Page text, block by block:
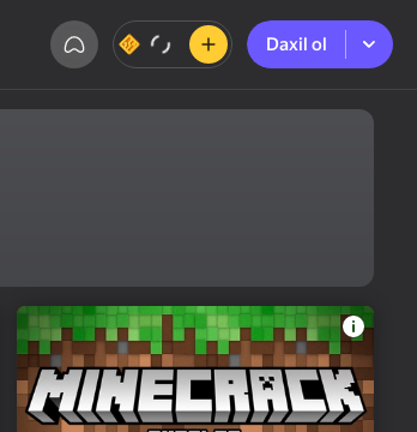
Daxil ol
Daxil ol